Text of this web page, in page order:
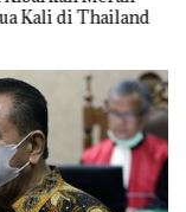
Kali di Thailand